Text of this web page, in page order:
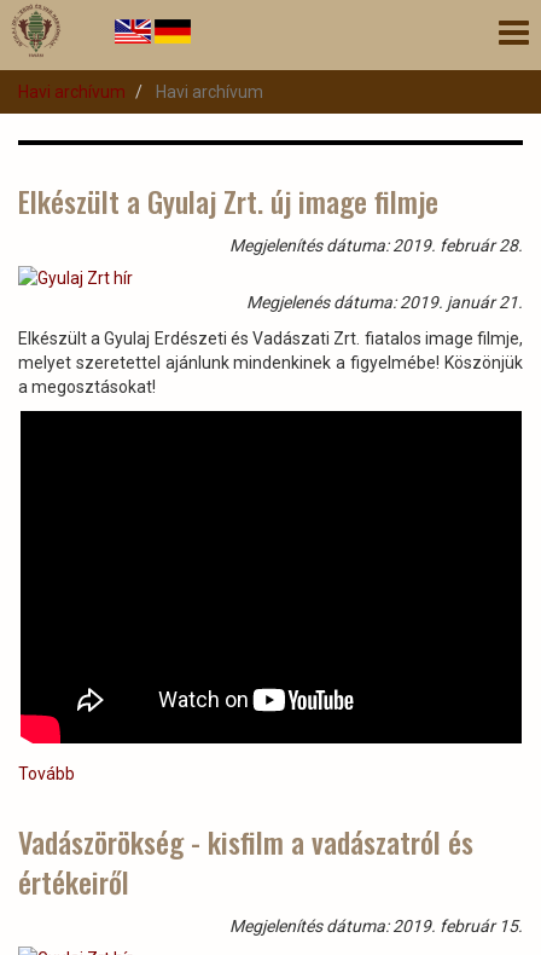
Ugrás
tartalomra
Havi archívum
Havi archívum
Elkészült a Gyulaj Zrt. új image filmje
Megjelenítés dátuma: 2019. február 28.
Megjelenés dátuma: 2019. január 21.
Elkészült a Gyulaj Erdészeti és Vadászati Zrt. fiatalos image filmje,
melyet szeretettel ajánlunk mindenkinek a figyelmébe! Köszönjük
a megosztásokat!
Tovább
Zrt.
image
Vadászörökség - kisfilm a vadászatról és
értékeiről
Megjelenítés dátuma: 2019. február 15.